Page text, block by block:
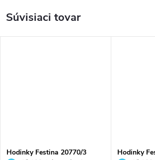
Súvisiaci tovar
Hodinky Festina 20770/3 Hodinky